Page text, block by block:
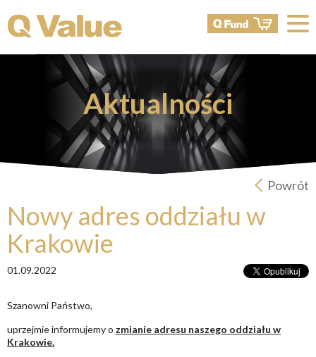
Aktualności
Powrót
Nowy adres oddziału w
Krakowie
01.09.2022
Szanowni Państwo,
uprzejmie informujemy o zmianie adresu naszego oddziału w
Krakowie.